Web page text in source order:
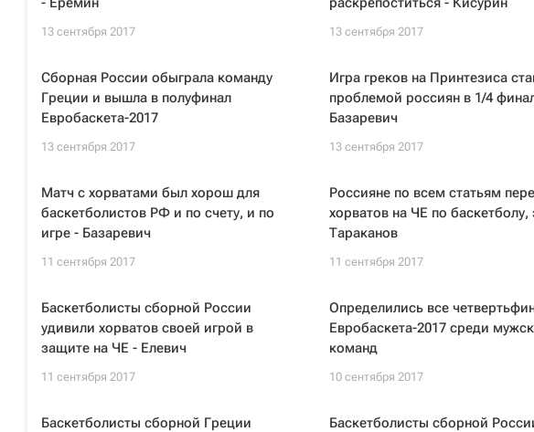
13 сентября 2017 13 сентября 2017
Сборная России обыграла команду
Греции и вышла в полуфинал
Евробаскета-2017
13 сентября 2017
Игра греков на Принтезиса
проблемой россиян в 1/4
Базаревич
13 сентября 2017
Матч с хорватами был хорош для
баскетболистов РФ и по счету, и по
игре - Базаревич
11 сентября 2017
Россияне по всем статьям
хорватов на ЧЕ по баскетболу,
Тараканов
11 сентября 2017
Баскетболисты сборной России
удивили хорватов своей игрой в
защите на ЧЕ - Елевич
11 сентября 2017
Определились все
Евробаскета-2017 среди
команд
10 сентября 2017
Баскетболисты сборной Греции
Баскетболисты сборной